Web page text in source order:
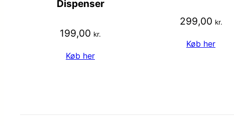
Dispenser
199,00 kr.
Køb her
299,00 kr.
Køb her